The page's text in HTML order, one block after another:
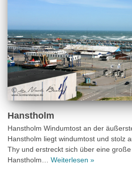
Hanstholm
Hanstholm Windumtost an der
Hanstholm liegt windumtost und stolz
Thy und erstreckt sich über eine
Hanstholm… Weiterlesen »